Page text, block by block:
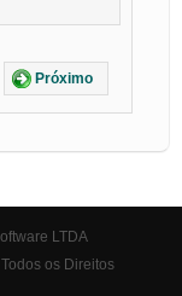
Próximo
LTDA
os Direitos